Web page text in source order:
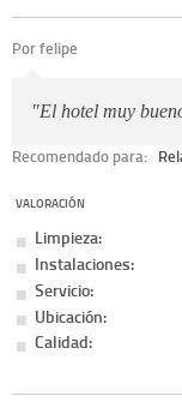
Por felipe
"El hotel muy
Recomendado para:
VALORACIÓN
Limpieza:
Instalaciones:
Servicio:
Ubicación:
Calidad: